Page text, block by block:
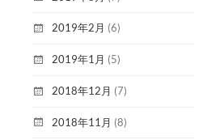
2019年2月 (6)
2019年1月 (5)
2018年12月 (7)
2018年11月 (8)